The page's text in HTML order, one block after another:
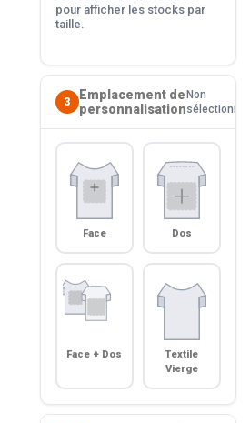
pour afficher les stocks par
taille.
3
Emplacement de
personnalisation
Non
sélectionné
Face Dos
Face + Dos
Textile
Vierge